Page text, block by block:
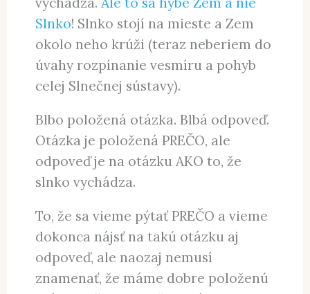
noci ho iba dočasne zakrýva obzor
planéty, na ktorej práve stojíme. A
keď spoza neho Slnko obrovskou
rýchlosťou vyletí, tak nám sa ZDÁ, že
vychádza.Ale to sa hýbe Zem a nie
Slnko
! Slnko stojí na mieste a Zem
okolo neho krúži (teraz neberiem do
úvahy rozpínanie vesmíru a pohyb
celej Slnečnej sústavy).
Blbo položená otázka. Blbá odpoveď.
Otázka je položená PREČO, ale
odpoveď je na otázku AKO to, že
slnko vychádza.